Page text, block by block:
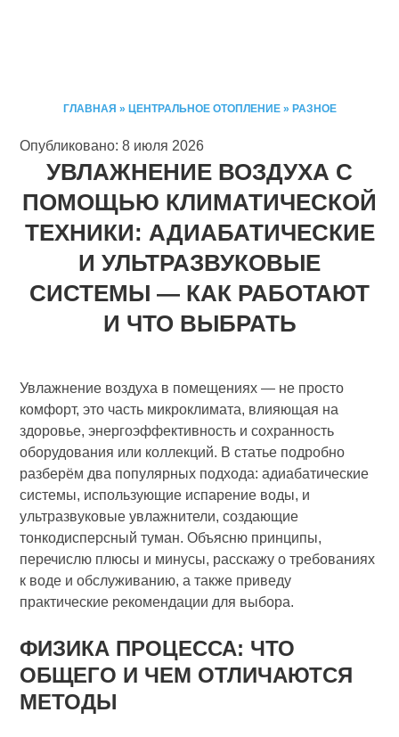
ГЛАВНАЯ » ЦЕНТРАЛЬНОЕ ОТОПЛЕНИЕ» РАЗНОЕ
Опубликовано: 8 июля 2026
УВЛАЖНЕНИЕ ВОЗДУХА С
ПОМОЩЬЮ КЛИМАТИЧЕСКОЙ
ТЕХНИКИ: АДИАБАТИЧЕСКИЕ
И УЛЬТРАЗВУКОВЫЕ
СИСТЕМЫ — КАК РАБОТАЮТ
И ЧТО ВЫБРАТЬ
Увлажнение воздуха в помещениях — не просто
комфорт, это часть микроклимата, влияющая на
здоровье, энергоэффективность и сохранность
оборудования или коллекций. В статье подробно
разберём два популярных подхода: адиабатические
системы, использующие испарение воды, и
ультразвуковые увлажнители, создающие
тонкодисперсный туман. Объясню принципы,
перечислю плюсы и минусы, расскажу о требованиях
к воде и обслуживанию, а также приведу
практические рекомендации для выбора.
ФИЗИКА ПРОЦЕССА: ЧТО
ОБЩЕГО И ЧЕМ ОТЛИЧАЮТСЯ
МЕТОДЫ